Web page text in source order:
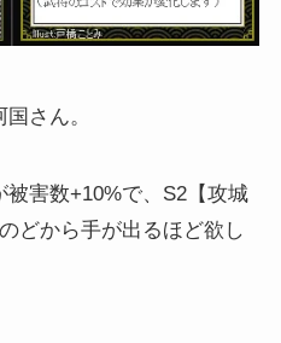
さん。
害数+10%で、S2【攻城
どから手が出るほど欲し